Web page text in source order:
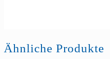
Ähnliche Produkte